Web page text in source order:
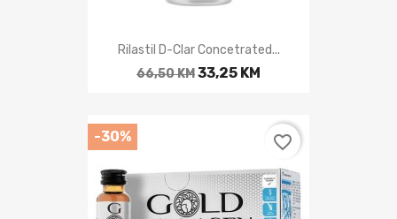
Rilastil D-Clar Concetrated...
66,50 KM33,25 KM
-30% favorite_border